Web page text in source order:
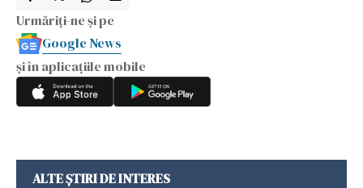
Urmăriți-ne și pe
Google News
și în aplicațiile mobile
ALTE ȘTIRI DE INTERES